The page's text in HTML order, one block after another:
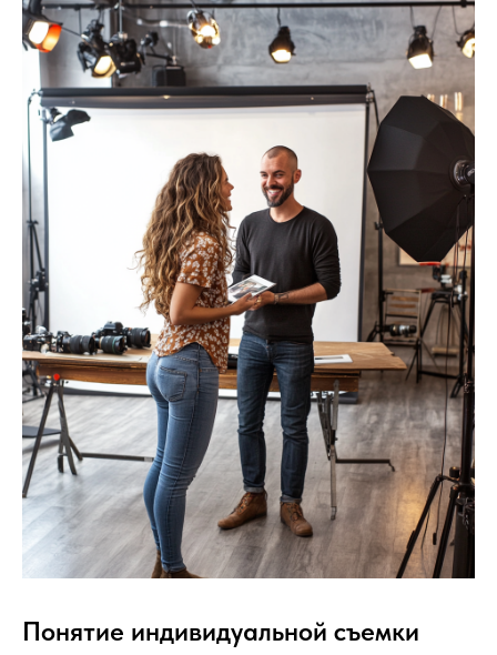
Понятие индивидуальной съемки